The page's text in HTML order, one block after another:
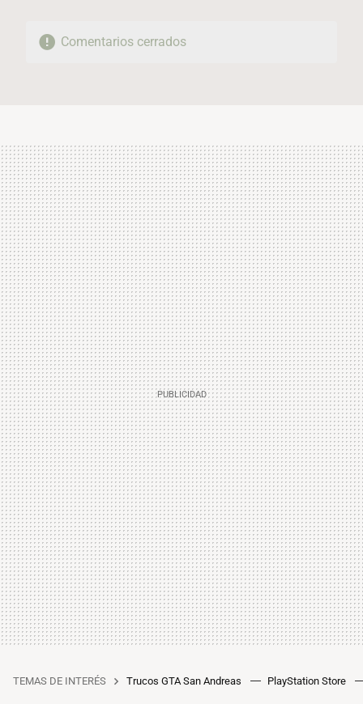
Comentarios cerrados
TEMAS DE INTERÉS Trucos GTA San Andreas PlayStation Store